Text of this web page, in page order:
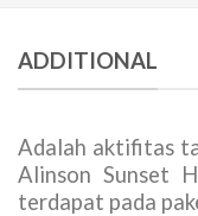
ADDITIONAL
Adalah aktifitas
Alinson Sunset
terdapat pada